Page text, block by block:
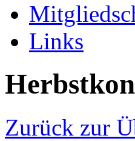
Links
Zurück zur